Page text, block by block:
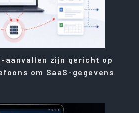
aanvallen zijn gericht op
om SaaS-gegevens